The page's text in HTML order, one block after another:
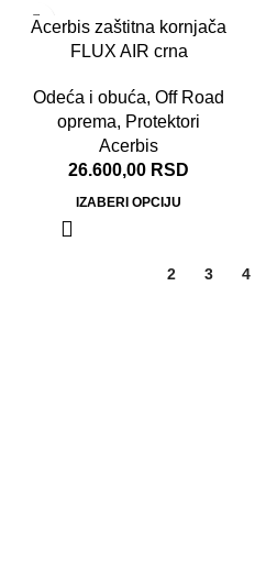
Acerbis zaštitna kornjača
FLUX AIR crna
Odeća i obuća, Off Road
oprema, Protektori
Acerbis
26.600,00 RSD
IZABERI OPCIJU
2 3 4